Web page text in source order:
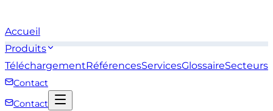
Accueil
Produits
TéléchargementRéférencesServicesGlossaireSecteurs
Contact
Contact